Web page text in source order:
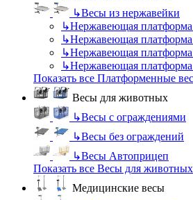
↳Весы из нержавейки
↳Нержавеющая платформа
↳Нержавеющая платформа
↳Нержавеющая платформа
↳Нержавеющая платформа
Показать все Платформенные
Весы для животных
↳Весы с ограждениями
↳Весы без ограждений
↳Весы Автоприцеп
Показать все Весы для животных
Медицинские весы